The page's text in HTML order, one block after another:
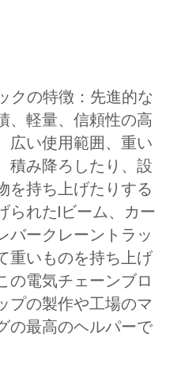
クの特徴：先進的な
、軽量、信頼性の高
広い使用範囲、重い
積み降ろしたり、設
を持ち上げたりする
られたIビーム、カー
バークレーントラッ
重いものを持ち上げ
の電気チェーンブロ
プの製作や工場のマ
の最高のヘルパーで